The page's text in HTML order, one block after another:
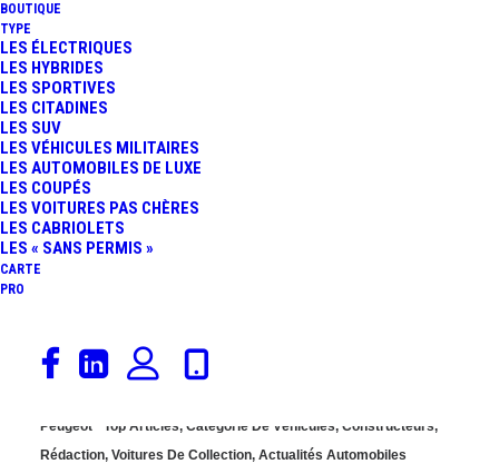
BOUTIQUE
TYPE
LES ÉLECTRIQUES
LES HYBRIDES
LES SPORTIVES
LES CITADINES
LES SUV
LES VÉHICULES MILITAIRES
LES AUTOMOBILES DE LUXE
LES COUPÉS
LES VOITURES PAS CHÈRES
LES CABRIOLETS
LES « SANS PERMIS »
CARTE
PRO
PEUGEOT 601 ECLIPSE :
DE NOUVELLES PHOTOS
DE LA VOITURE AYANT
APPARTENU À MARCEL
PAGNOL
Peugeot Top Articles, Catégorie De Véhicules, Constructeurs,
Rédaction, Voitures De Collection, Actualités Automobiles